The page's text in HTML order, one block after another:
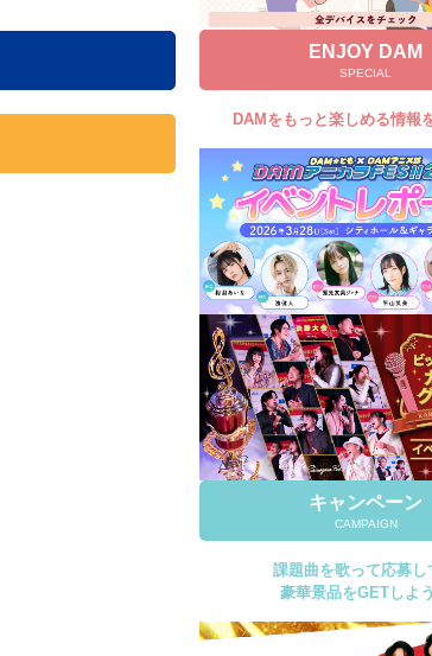
カラオケ最新情報をチェック！
自宅でカラオケ歌い放題！
家族や友達と一緒に！練習にも
ENJOY DAM
SPECIAL
DAMをもっと楽しめる情報
キャンペーン
CAMPAIGN
課題曲を歌って応募し
豪華景品をGETしよ